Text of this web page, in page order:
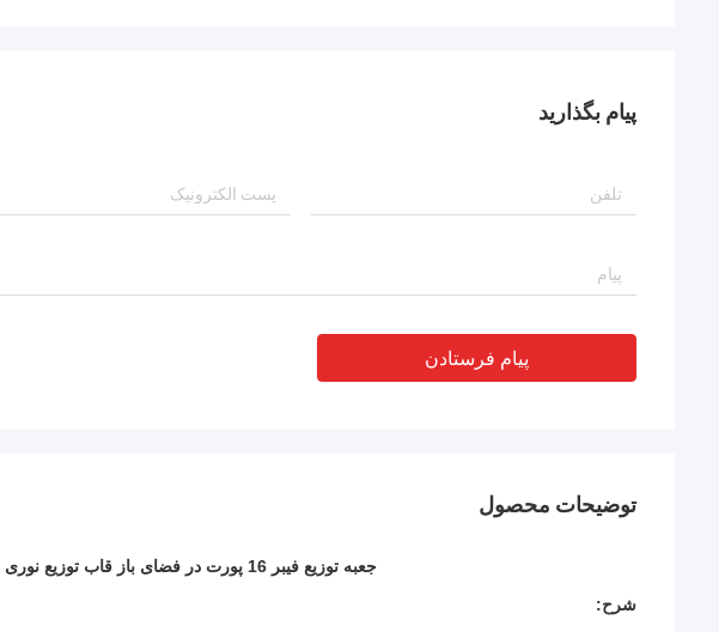
پیام بگذارید
پیام فرستادن
توضیحات محصول
جعبه توزیع فیبر 16 پورت در فضای باز قاب توزیع نوری در فضای باز سیاه
شرح: